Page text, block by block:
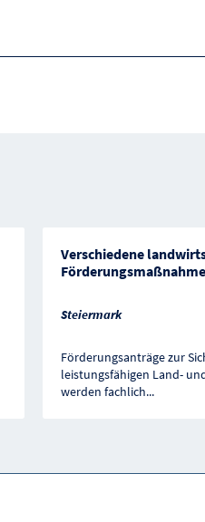
Verschiedene
Steiermark
Förderungsanträge zur
leistungsfähigen Land-
werden fachlich...